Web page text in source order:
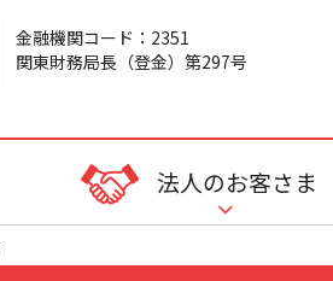
金融機関コード：2351
関東財務局長（登金）第297号
法人のお客さま